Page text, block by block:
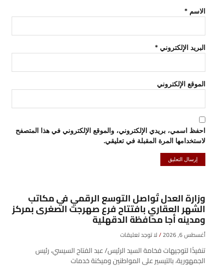
الاسم *
البريد الإلكتروني *
الموقع الإلكتروني
احفظ اسمي، بريدي الإلكتروني، والموقع الإلكتروني في هذا المتصفح
لاستخدامها المرة المقبلة في تعليقي.
وزارة العدل تُواصل التوسع الرقمي في مكاتب
الشهر العقاري بافتتاح فرع صهرجت الصغرى بمركز
ومدينه أجا محافظة الدقهلية
أغسطس 6, 2026 لا توجد تعليقات
تنفيذًا لتوجيهات فخامة السيد الرئيس/ عبد الفتاح السيسي، رئيس
الجمهورية، بالتيسير على المواطنين وميكنة خدمات